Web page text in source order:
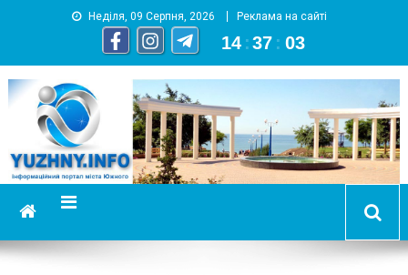
Неділя, 09 Серпня, 2026 Реклама на сайті
14 :37 : 03
YUZHNY.INFO
информационный портал города Южный